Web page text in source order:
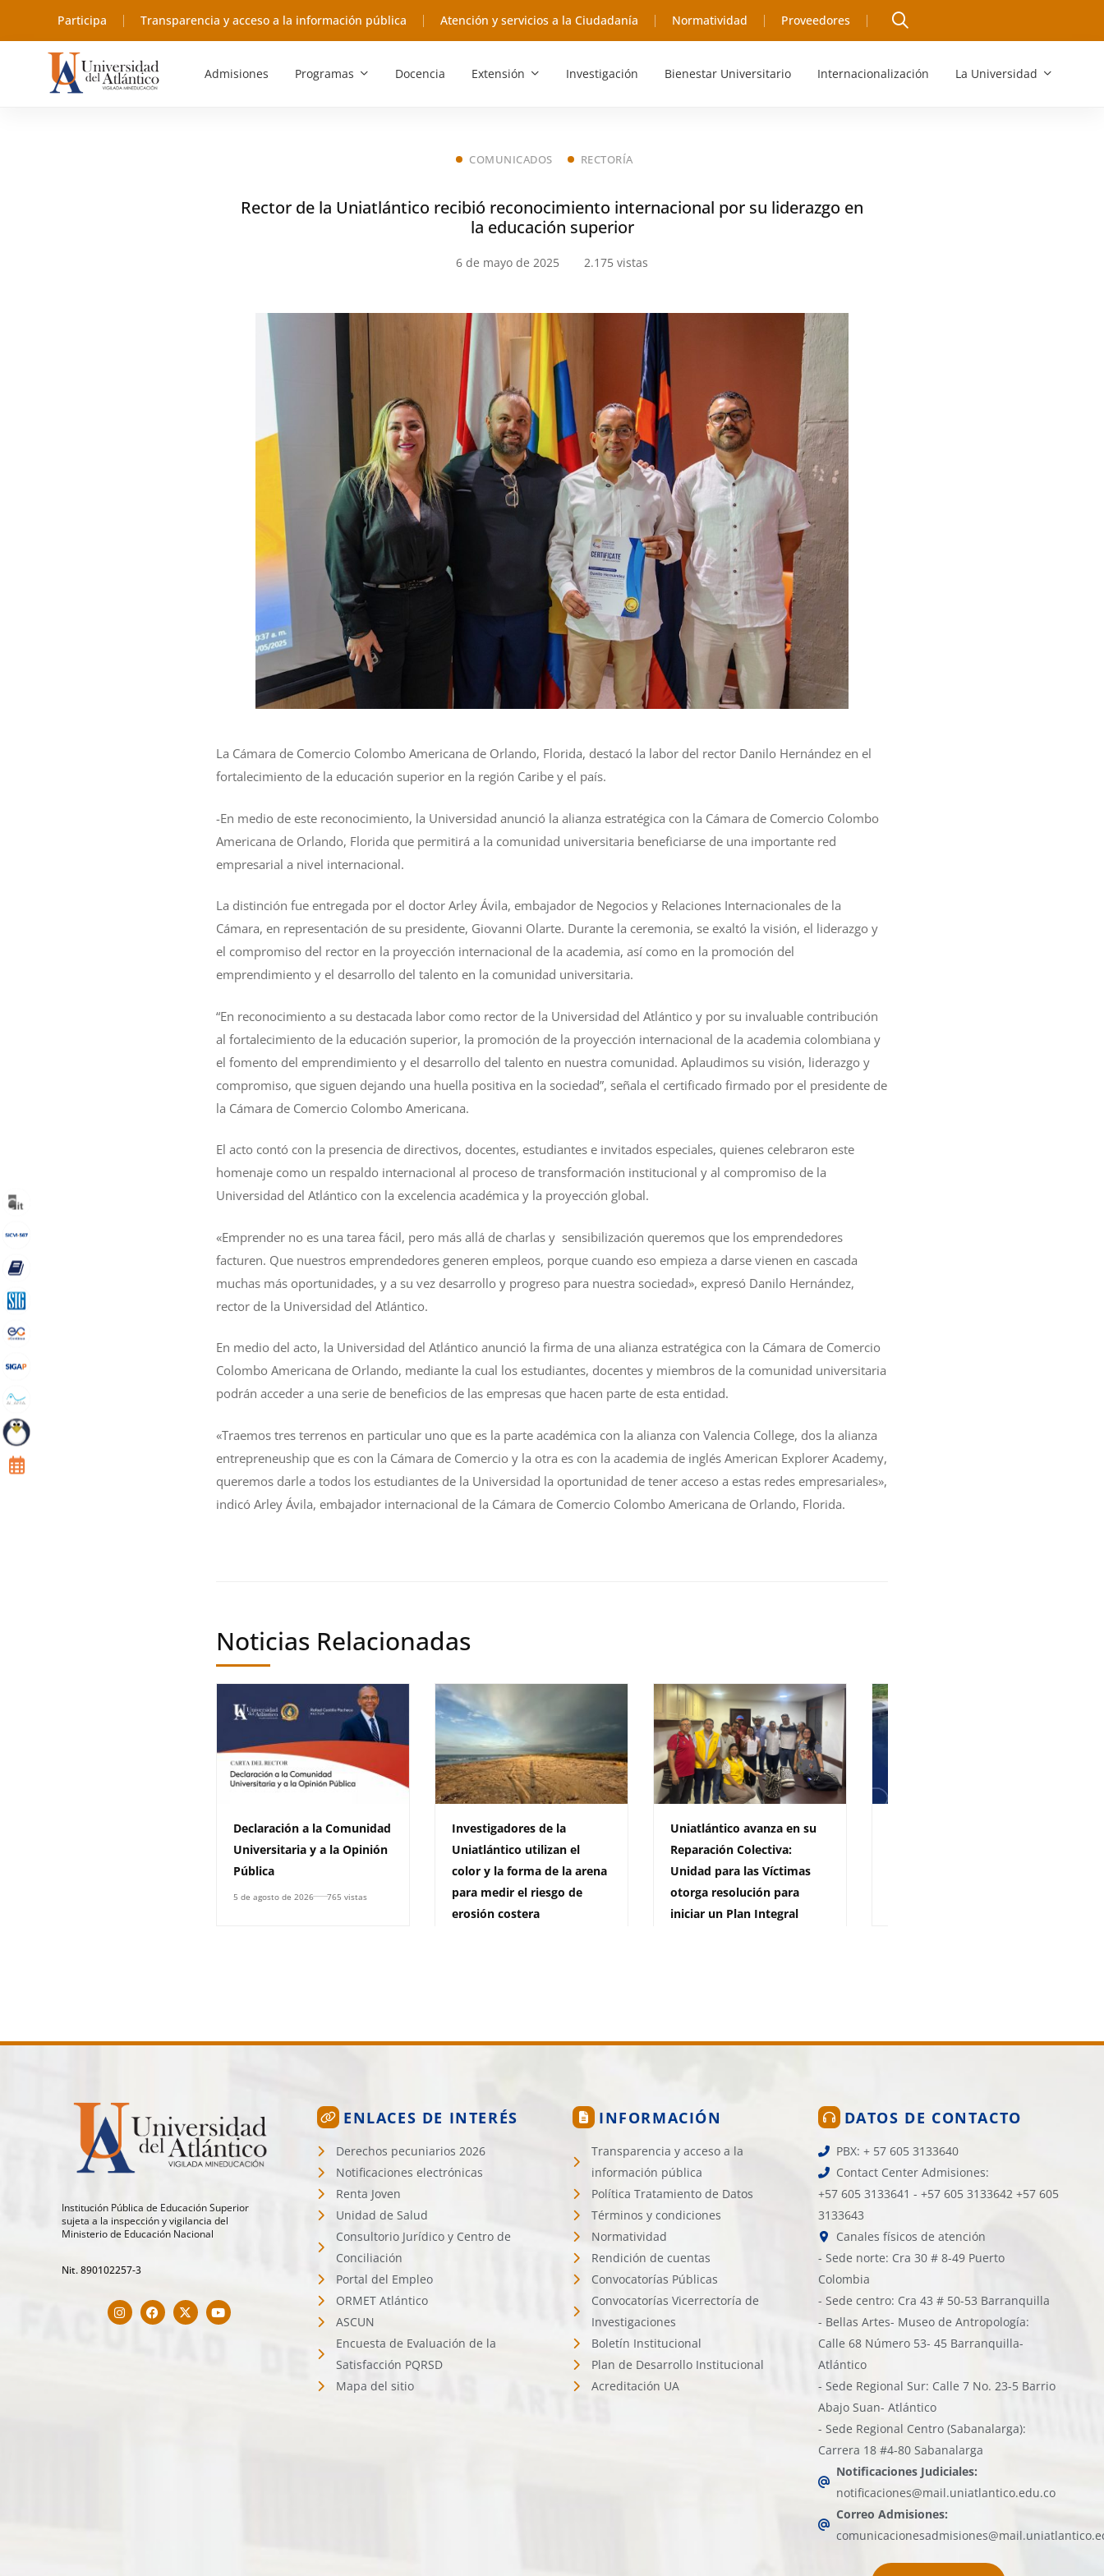
Participa Transparencia y acceso a la información pública Atención y servicios a la Ciudadanía Normatividad Proveedores
Admisiones Programas Docencia Extensión Investigación Bienestar Universitario Internacionalización La Universidad
COMUNICADOS RECTORÍA
Rector de la Uniatlántico recibió reconocimiento internacional por su liderazgo en
la educación superior
6 de mayo de 2025 2.175 vistas
La Cámara de Comercio Colombo Americana de Orlando, Florida, destacó la labor del rector Danilo Hernández en el
fortalecimiento de la educación superior en la región Caribe y el país.
-En medio de este reconocimiento, la Universidad anunció la alianza estratégica con la Cámara de Comercio Colombo
Americana de Orlando, Florida que permitirá a la comunidad universitaria beneficiarse de una importante red
empresarial a nivel internacional.
La distinción fue entregada por el doctor Arley Ávila, embajador de Negocios y Relaciones Internacionales de la
Cámara, en representación de su presidente, Giovanni Olarte. Durante la ceremonia, se exaltó la visión, el liderazgo y
el compromiso del rector en la proyección internacional de la academia, así como en la promoción del
emprendimiento y el desarrollo del talento en la comunidad universitaria.
“En reconocimiento a su destacada labor como rector de la Universidad del Atlántico y por su invaluable contribución
al fortalecimiento de la educación superior, la promoción de la proyección internacional de la academia colombiana y
el fomento del emprendimiento y el desarrollo del talento en nuestra comunidad. Aplaudimos su visión, liderazgo y
compromiso, que siguen dejando una huella positiva en la sociedad”, señala el certificado firmado por el presidente de
la Cámara de Comercio Colombo Americana.
El acto contó con la presencia de directivos, docentes, estudiantes e invitados especiales, quienes celebraron este
homenaje como un respaldo internacional al proceso de transformación institucional y al compromiso de la
Universidad del Atlántico con la excelencia académica y la proyección global.
«Emprender no es una tarea fácil, pero más allá de charlas y sensibilización queremos que los emprendedores
facturen. Que nuestros emprendedores generen empleos, porque cuando eso empieza a darse vienen en cascada
muchas más oportunidades, y a su vez desarrollo y progreso para nuestra sociedad», expresó Danilo Hernández,
rector de la Universidad del Atlántico.
En medio del acto, la Universidad del Atlántico anunció la firma de una alianza estratégica con la Cámara de Comercio
Colombo Americana de Orlando, mediante la cual los estudiantes, docentes y miembros de la comunidad universitaria
podrán acceder a una serie de beneficios de las empresas que hacen parte de esta entidad.
«Traemos tres terrenos en particular uno que es la parte académica con la alianza con Valencia College, dos la alianza
entrepreneuship que es con la Cámara de Comercio y la otra es con la academia de inglés American Explorer Academy,
queremos darle a todos los estudiantes de la Universidad la oportunidad de tener acceso a estas redes empresariales»,
indicó Arley Ávila, embajador internacional de la Cámara de Comercio Colombo Americana de Orlando, Florida.
Noticias Relacionadas
Declaración a la Comunidad
Universitaria y a la Opinión
Pública
5 de agosto de 2026 765 vistas
Investigadores de la
Uniatlántico utilizan el
color y la forma de la arena
para medir el riesgo de
erosión costera
Uniatlántico avanza en su
Reparación Colectiva:
Unidad para las Víctimas
otorga resolución para
iniciar un Plan Integral
Institución Pública de Educación Superior
sujeta a la inspección y vigilancia del
Ministerio de Educación Nacional
Nit. 890102257-3
ENLACES DE INTERÉS
Derechos pecuniarios 2026
Notificaciones electrónicas
Renta Joven
Unidad de Salud
Consultorio Jurídico y Centro de
Conciliación
Portal del Empleo
ORMET Atlántico
ASCUN
Encuesta de Evaluación de la
Satisfacción PQRSD
Mapa del sitio
INFORMACIÓN
Transparencia y acceso a la
información pública
Política Tratamiento de Datos
Términos y condiciones
Normatividad
Rendición de cuentas
Convocatorías Públicas
Convocatorías Vicerrectoría de
Investigaciones
Boletín Institucional
Plan de Desarrollo Institucional
Acreditación UA
DATOS DE CONTACTO
PBX: + 57 605 3133640
Contact Center Admisiones:
+57 605 3133641 - +57 605 3133642 +57 605
3133643
Canales físicos de atención
- Sede norte: Cra 30 # 8-49 Puerto
Colombia
- Sede centro: Cra 43 # 50-53 Barranquilla
- Bellas Artes- Museo de Antropología:
Calle 68 Número 53- 45 Barranquilla-
Atlántico
- Sede Regional Sur: Calle 7 No. 23-5 Barrio
Abajo Suan- Atlántico
- Sede Regional Centro (Sabanalarga):
Carrera 18 #4-80 Sabanalarga
Notificaciones Judiciales:
notificaciones@mail.uniatlantico.edu.co
Correo Admisiones: